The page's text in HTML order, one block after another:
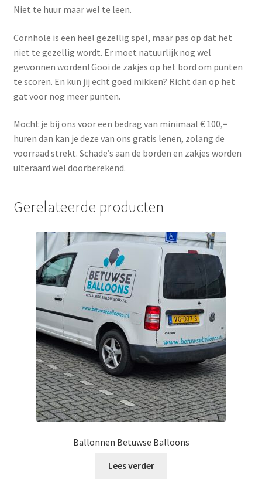
Niet te huur maar wel te leen.
Cornhole is een heel gezellig spel, maar pas op dat het
niet te gezellig wordt. Er moet natuurlijk nog wel
gewonnen worden! Gooi de zakjes op het bord om punten
te scoren. En kun jij echt goed mikken? Richt dan op het
gat voor nog meer punten.
Mocht je bij ons voor een bedrag van minimaal € 100,=
huren dan kan je deze van ons gratis lenen, zolang de
voorraad strekt. Schade’s aan de borden en zakjes worden
uiteraard wel doorberekend.
Gerelateerde producten
Ballonnen Betuwse Balloons
Lees verder